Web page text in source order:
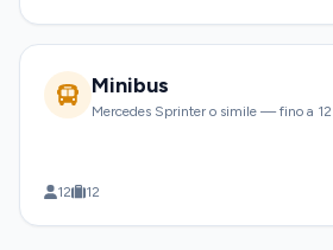
Minibus
Mercedes Sprinter o simile — fino a
12 12